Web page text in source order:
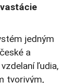
jedným
a
ľudia,
tvorivým,